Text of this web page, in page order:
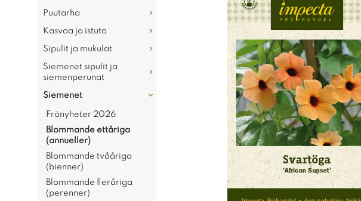
Puutarha
Kasvaa ja istuta
Sipulit ja mukulat
Siemenet sipulit ja
siemenperunat
Siemenet
Frönyheter 2026
Blommande ettåriga
(annueller)
Blommande tvååriga
(bienner)
Blommande fleråriga
(perenner)